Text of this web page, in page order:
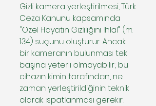
Gizli kamera yerleştirilmesi, Türk
Ceza Kanunu kapsamında
"Özel Hayatın Gizliliğini İhlal" (m.
134) suçunu oluşturur. Ancak
bir kameranın bulunması tek
başına yeterli olmayabilir; bu
cihazın kimin tarafından, ne
zaman yerleştirildiğinin teknik
olarak ispatlanması gerekir.